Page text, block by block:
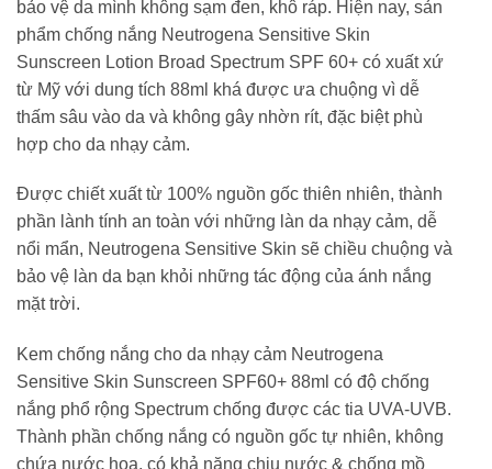
bảo vệ da mình không sạm đen, khô ráp. Hiện nay, sản
phẩm chống nắng Neutrogena Sensitive Skin
Sunscreen Lotion Broad Spectrum SPF 60+ có xuất xứ
từ Mỹ với dung tích 88ml khá được ưa chuộng vì dễ
thấm sâu vào da và không gây nhờn rít, đặc biệt phù
hợp cho da nhạy cảm.
Được chiết xuất từ 100% nguồn gốc thiên nhiên, thành
phần lành tính an toàn với những làn da nhạy cảm, dễ
nổi mẩn, Neutrogena Sensitive Skin sẽ chiều chuộng và
bảo vệ làn da bạn khỏi những tác động của ánh nắng
mặt trời.
Kem chống nắng cho da nhạy cảm Neutrogena
Sensitive Skin Sunscreen SPF60+ 88ml có độ chống
nắng phổ rộng Spectrum chống được các tia UVA-UVB.
Thành phần chống nắng có nguồn gốc tự nhiên, không
chứa nước hoa, có khả năng chịu nước & chống mồ